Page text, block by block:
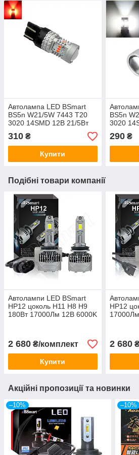
Автолампа LED BSmart
BS5n W21/5W 7443 T20
3020 14SMD 12В 21/5Вт
Canbus Червона
310 ₴
Купити
BS5n
3020
Canbus
290₴
Подібні товари компанії
Автолампи LED BSmart
HP12 цоколь H11 H8 H9
180Вт 17000Лм 12В 6000K
2 680 ₴/комплект
Купити
HP12
2 680
Акційні пропозиції та новинки
–10% –10%